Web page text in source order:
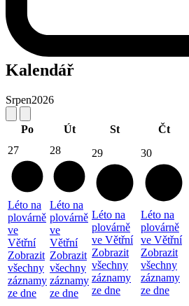
Kalendář
Srpen2026
Po Út St Čt
27
Léto na
plovárně
ve
Větřní
Zobrazit
všechny
záznamy
ze dne
28
Léto na
plovárně
ve
Větřní
Zobrazit
všechny
záznamy
ze dne
29
Léto na
plovárně
ve Větřní
Zobrazit
všechny
záznamy
ze dne
30
Léto na
plovárně
ve Větřní
Zobrazit
všechny
záznamy
ze dne